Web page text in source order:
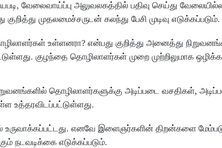
வேலைவாய்ப்பு அலுவலகத்தில் பதிவு செய்து
முதலமைச்சருடன் கலந்து பேசி முடிவு எடுக்கப்படும்.
உள்ளனரா? என்பது குறித்து அனைத்து
குழந்தை தொழிலாளர்கள் முறை முற்றிலுமாக
தொழிலாளர்களுக்கு அடிப்படை வசதிகள்,
உத்தரவிடப்பட்டுள்ளது.
எனவே இளைஞர்களின் திறன்களை
நடவடிக்கை எடுக்கப்படும்.